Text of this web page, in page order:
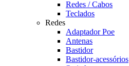
Redes / Cabos
Teclados
Redes
Adaptador Poe
Antenas
Bastidor
Bastidor-acessórios